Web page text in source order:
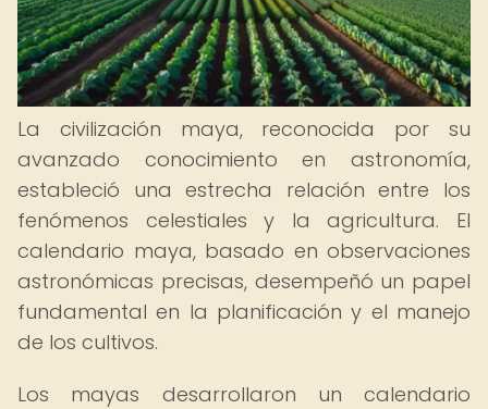
La civilización maya, reconocida por su
avanzado conocimiento en astronomía,
estableció una estrecha relación entre los
fenómenos celestiales y la agricultura. El
calendario maya, basado en observaciones
astronómicas precisas, desempeñó un papel
fundamental en la planificación y el manejo
de los cultivos.
Los mayas desarrollaron un calendario